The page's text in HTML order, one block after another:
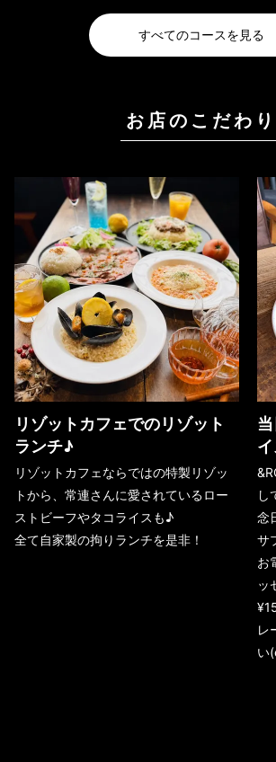
すべてのコースを見る
お店のこだわり
リゾットカフェでのリゾット
ランチ♪
リゾットカフェならではの特製リゾッ
トから、常連さんに愛されているロー
ストビーフやタコライスも♪
全て自家製の拘りランチを是非！
し
念
サ
お
ッ
レ
い